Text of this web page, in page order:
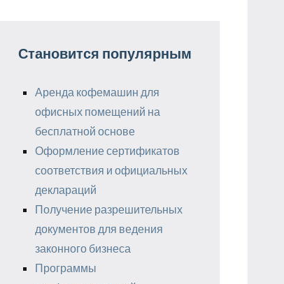
Становится популярным
Аренда кофемашин для
офисных помещений на
бесплатной основе
Оформление сертификатов
соответствия и официальных
деклараций
Получение разрешительных
документов для ведения
законного бизнеса
Программы